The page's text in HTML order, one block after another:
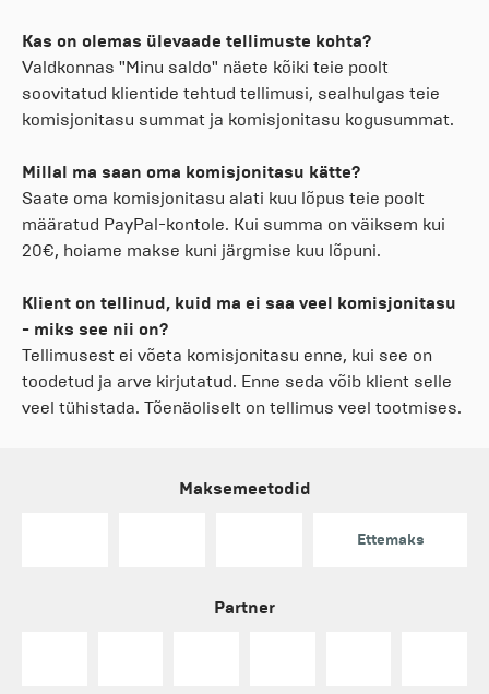
Kas on olemas ülevaade tellimuste kohta?
Valdkonnas "Minu saldo" näete kõiki teie poolt
soovitatud klientide tehtud tellimusi, sealhulgas teie
komisjonitasu summat ja komisjonitasu kogusummat.
Millal ma saan oma komisjonitasu kätte?
Saate oma komisjonitasu alati kuu lõpus teie poolt
määratud PayPal-kontole. Kui summa on väiksem kui
20€, hoiame makse kuni järgmise kuu lõpuni.
Klient on tellinud, kuid ma ei saa veel komisjonitasu
- miks see nii on?
Tellimusest ei võeta komisjonitasu enne, kui see on
toodetud ja arve kirjutatud. Enne seda võib klient selle
veel tühistada. Tõenäoliselt on tellimus veel tootmises.
Maksemeetodid
Ettemaks
Partner